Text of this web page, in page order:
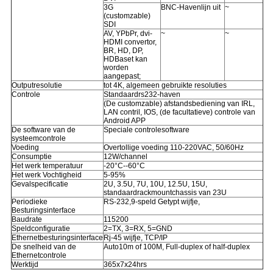
3G
(customzable)
SDI
BNC-Havenlijn uit ~
AV, YPbPr, dvi-
HDMI convertor,
BR, HD, DP,
HDBaset kan
worden
aangepast;
~ ~
Outputresolutie
tot 4K, algemeen gebruikte resoluties
Controle
Standaardrs232-haven
(De customzable) afstandsbediening van IRL,
LAN contril, IOS, (de facultatieve) controle van
Android APP
De software van de
systeemcontrole
Speciale controlesoftware
Voeding
Overtollige voeding 110-220VAC, 50/60Hz
Consumptie
12W/channel
Het werk temperatuur
-20°C--60°C
Het werk Vochtigheid
5-95%
Gevalspecificatie
2U, 3.5U, 7U, 10U, 12.5U, 15U,
standaardrackmountchassis van 23U
Periodieke
Besturingsinterface
RS-232,9-speld Getypt wijfje,
Baudrate
115200
Speldconfiguratie
2=TX, 3=RX, 5=GND
Ethernetbesturingsinterface Rj-45 wijfje, TCP/IP
De snelheid van de
Ethernetcontrole
Auto10m of 100M, Full-duplex of half-duplex
Werktijd 365x7x24hrs